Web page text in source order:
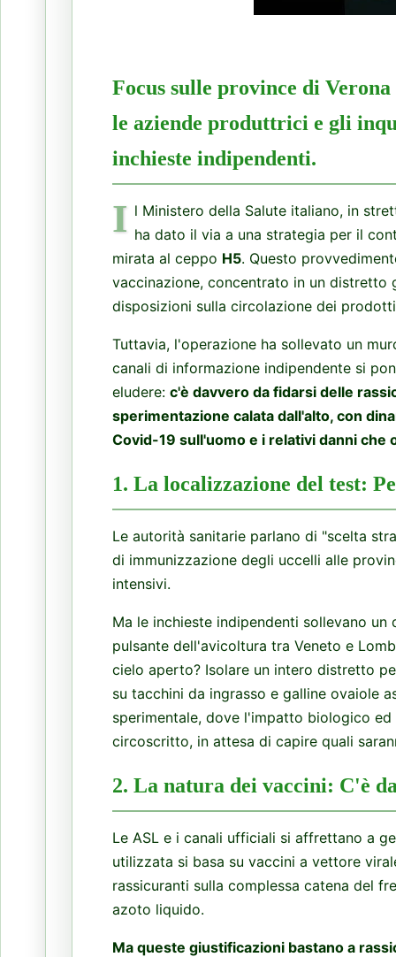
Focus sulle province di
le aziende produttrici e gli
inchieste indipendenti.
I l Ministero della Salute italiano, in
ha dato il via a una strategia per il
mirata al ceppo H5. Questo
vaccinazione, concentrato in un
disposizioni sulla circolazione dei
Tuttavia, l'operazione ha sollevato un
canali di informazione indipendente si
eludere: c'è davvero da fidarsi delle
sperimentazione calata dall'alto, con
Covid-19 sull'uomo e i relativi danni che
1. La localizzazione del test:
Le autorità sanitarie parlano di "scelta
di immunizzazione degli uccelli alle
intensivi.
Ma le inchieste indipendenti sollevano
pulsante dell'avicoltura tra Veneto e
cielo aperto? Isolare un intero distretto
su tacchini da ingrasso e galline ovaiole
sperimentale, dove l'impatto biologico
circoscritto, in attesa di capire quali
2. La natura dei vaccini: C'è
Le ASL e i canali ufficiali si affrettano a
utilizzata si basa su vaccini a vettore
rassicuranti sulla complessa catena del
azoto liquido.
Ma queste giustificazioni bastano a